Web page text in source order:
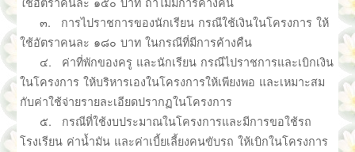
๓. การไปราชการของนักเรียน กรณีใช้เงินในโครงการ ให้
ใช้อัตราคนละ ๑๘๐ บาท ในกรณีที่มีการค้างคืน
๔. ค่าที่พักของครู และนักเรียน กรณีไปราชการและเบิกเงิน
ในโครงการ ให้บริหารเองในโครงการให้เพียงพอ และเหมาะสม
กับค่าใช้จ่ายรายละเอียดปรากฏในโครงการ
๕. กรณีที่ใช้งบประมาณในโครงการและมีการขอใช้รถ
โรงเรียน ค่าน้ำมัน และค่าเบี้ยเลี้ยงคนขับรถ ให้เบิกในโครงการ